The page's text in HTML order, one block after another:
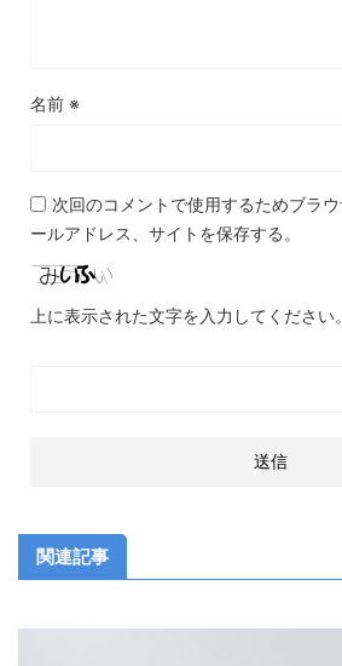
名前 ※
次回のコメントで使用するためブラ
ールアドレス、サイトを保存する。
上に表示された文字を入力してください。
関連記事